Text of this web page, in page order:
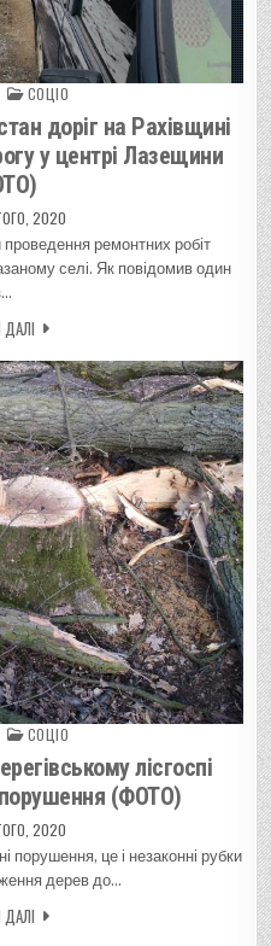
СОЦІО
доріг на Рахівщині
у центрі Лазещини
2020
ремонтних робіт
селі. Як повідомив один
СОЦІО
лісгоспі
(ФОТО)
2020
порушення, це і незаконні рубки
дерев до…